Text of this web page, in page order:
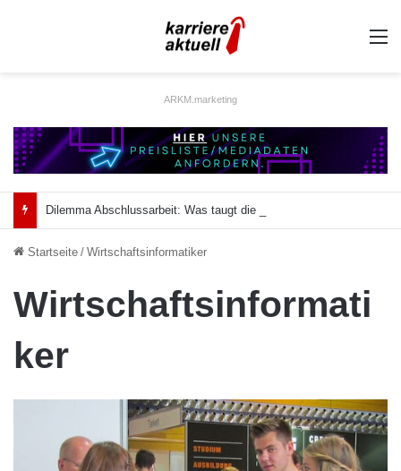
ARKM.marketing
Startseite / Wirtschaftsinformatiker
Wirtschaftsinformati
ker